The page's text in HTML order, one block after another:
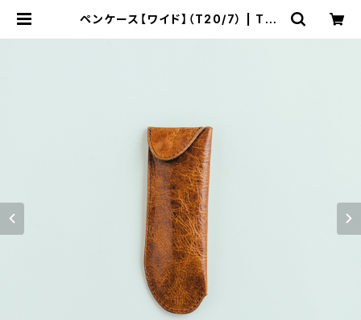
ペンケース【ワイド】（T20/7） | Tsu